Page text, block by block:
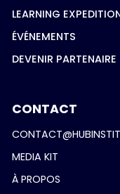
LEARNING
ÉVÉNEMENTS
DEVENIR PARTENAIRE
CONTACT
MEDIA KIT
À PROPOS